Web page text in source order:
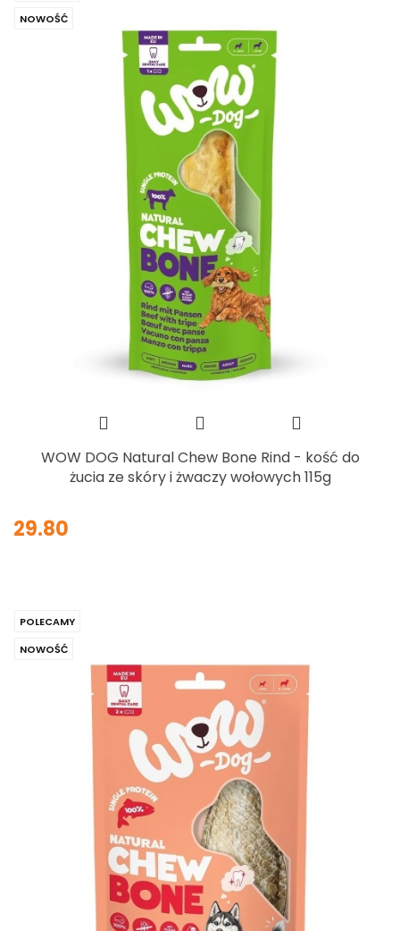
NOWOŚĆ
WOW DOG Natural Chew Bone Rind - kość do
żucia ze skóry i żwaczy wołowych 115g
29.80
POLECAMY
NOWOŚĆ